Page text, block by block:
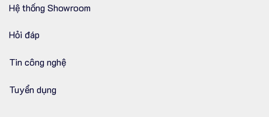
Hệ thống Showroom
Hỏi đáp
Tin công nghệ
Tuyển dụng